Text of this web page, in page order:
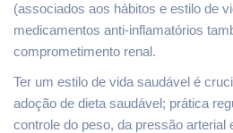
(associados aos hábitos e estilo de
medicamentos anti-inflamatórios
comprometimento renal.
Ter um estilo de vida saudável é
adoção de dieta saudável; prática
controle do peso, da pressão arterial